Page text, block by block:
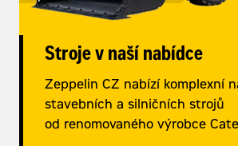
Stroje v naší nabídce
Zeppelin CZ nabízí komplexní
stavebních a silničních strojů
od renomovaného výrobce